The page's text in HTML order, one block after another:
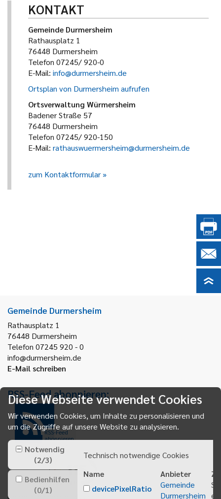
KONTAKT
Gemeinde Durmersheim
Rathausplatz 1
76448 Durmersheim
Telefon 07245/ 920-0
E-Mail: info@durmersheim.de
Ortsplan von Durmersheim aufrufen
Ortsverwaltung Würmersheim
Badener Straße 57
76448 Durmersheim
Telefon 07245/ 920-150
E-Mail: rathauswuermersheim@durmersheim.de
zum Kontaktformular
Gemeinde Durmersheim
Rathausplatz 1
76448 Durmersheim
Telefon 07245 920 - 0
info@durmersheim.de
E-Mail schreiben
RSS-Feed abonnieren:
RSS-Feed
abonnieren
Gemeindeanzeiger abonnieren
Diese Webseite verwendet Cookies
Wir verwenden Cookies, um Inhalte zu personalisieren und
um die Zugriffe auf unsere Website zu analysieren.
Notwendig
(2/3)
Bedienhilfen
(0/1)
Technisch notwendige Cookies
Name
Anbieter
devicePixelRatio
Gemeinde
Durmersheim